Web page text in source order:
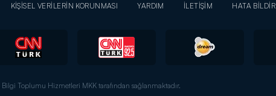
KİŞİSEL VERİLERİN KORUNMASI YARDIM İLETİŞİM HATA BİLDİR
Bilgi Toplumu Hizmetleri MKK tarafından sağlanmaktadır.